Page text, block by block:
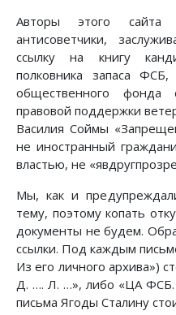
Авторы этого
антисоветчики,
ссылку на книгу
полковника запаса ФСБ,
общественного фонда
правовой поддержки
Василия Соймы
не иностранный
властью, не
Мы, как и
тему, поэтому копать
документы не будем.
ссылки. Под каждым
Из его личного архива»)
Д. …. Л. …», либо «ЦА ФСБ.
письма Ягоды Сталину